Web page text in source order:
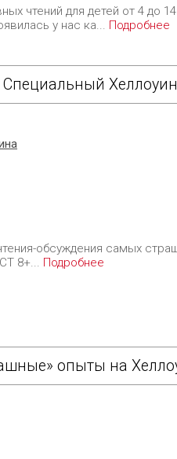
чтений для детей от 4 до
у нас ка... Подробнее
обсуждения самых
8+... Подробнее
опыты на